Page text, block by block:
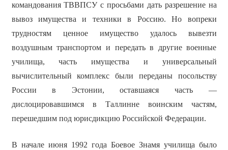
командования ТВВПСУ с просьбами дать разрешение на
вывоз имущества и техники в Россию. Но вопреки
трудностям ценное имущество удалось вывезти
воздушным транспортом и передать в другие военные
училища, часть имущества и универсальный
вычислительный комплекс были переданы посольству
России в Эстонии, оставшаяся часть —
дислоцировавшимся в Таллинне воинским частям,
перешедшим под юрисдикцию Российской Федерации.
В начале июня 1992 года Боевое Знамя училища было